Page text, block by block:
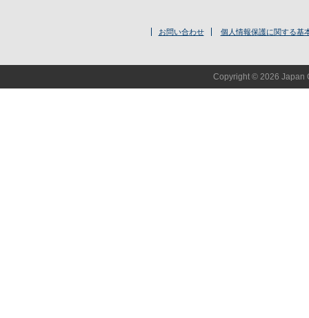
お問い合わせ 個人情報保護に関する基
Copyright © 2026 Japan